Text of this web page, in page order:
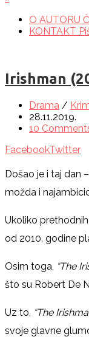
O AUTORU
KONTAKT
Irishman
Drama /
28.11.2019.
10
FacebookTwitter
Došao je i taj dan
možda i
Ukoliko
od 2010. godine
Osim toga, “The
što su Robert De
Uz to, “The
svoje glavne